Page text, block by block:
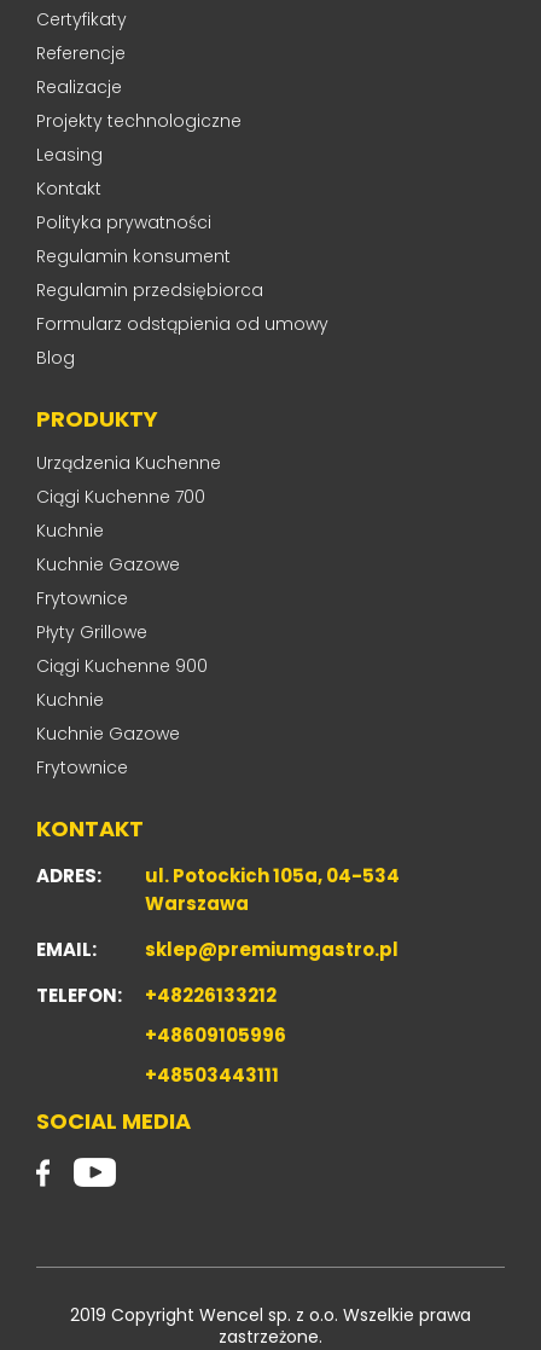
Certyfikaty
Referencje
Realizacje
Projekty technologiczne
Leasing
Kontakt
Polityka prywatności
Regulamin konsument
Regulamin przedsiębiorca
Formularz odstąpienia od umowy
Blog
PRODUKTY
Urządzenia Kuchenne
Ciągi Kuchenne 700
Kuchnie
Kuchnie Gazowe
Frytownice
Płyty Grillowe
Ciągi Kuchenne 900
Kuchnie
Kuchnie Gazowe
Frytownice
KONTAKT
ADRES:
ul. Potockich 105a, 04-534
Warszawa
EMAIL:
sklep@premiumgastro.pl
TELEFON:
+48226133212
+48609105996
+48503443111
SOCIAL MEDIA
2019 Copyright Wencel sp. z o.o. Wszelkie prawa
zastrzeżone.